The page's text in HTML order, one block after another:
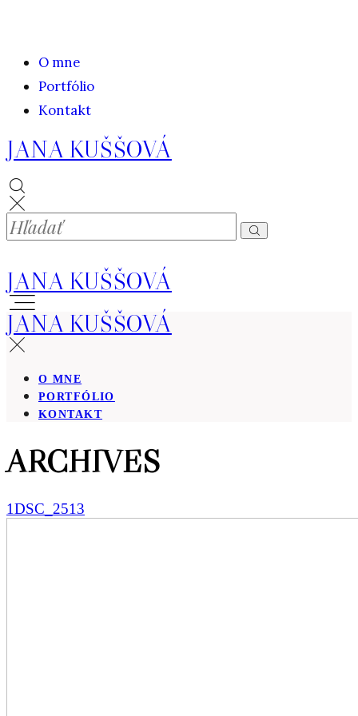
O mne
Portfólio
Kontakt
JANA KUŠŠOVÁ
JANA KUŠŠOVÁ
JANA KUŠŠOVÁ
O MNE
PORTFÓLIO
KONTAKT
ARCHIVES
1DSC_2513